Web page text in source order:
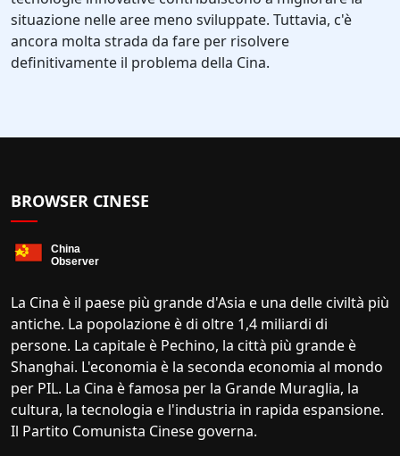
situazione nelle aree meno sviluppate. Tuttavia, c'è
ancora molta strada da fare per risolvere
definitivamente il problema della Cina.
BROWSER CINESE
La Cina è il paese più grande d'Asia e una delle civiltà più
antiche. La popolazione è di oltre 1,4 miliardi di
persone. La capitale è Pechino, la città più grande è
Shanghai. L'economia è la seconda economia al mondo
per PIL. La Cina è famosa per la Grande Muraglia, la
cultura, la tecnologia e l'industria in rapida espansione.
Il Partito Comunista Cinese governa.